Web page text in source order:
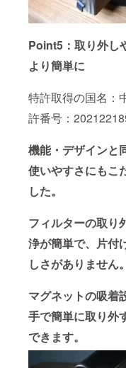
Point5：取り外し
より簡単に
特許取得の国名
許番号：
機能・デザインと
使いやすさにもこ
した。
フィルターの取り
浄が簡単で、片付
しさがありません。
マグネットの吸着
手で簡単に取り外
できます。